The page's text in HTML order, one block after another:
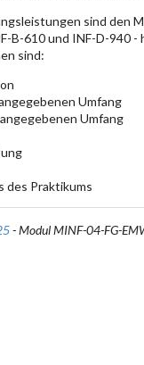
sind den
B-610 und INF-D-940
sind:
Umfang
Umfang
des Praktikums
- Modul MINF-04-FG-